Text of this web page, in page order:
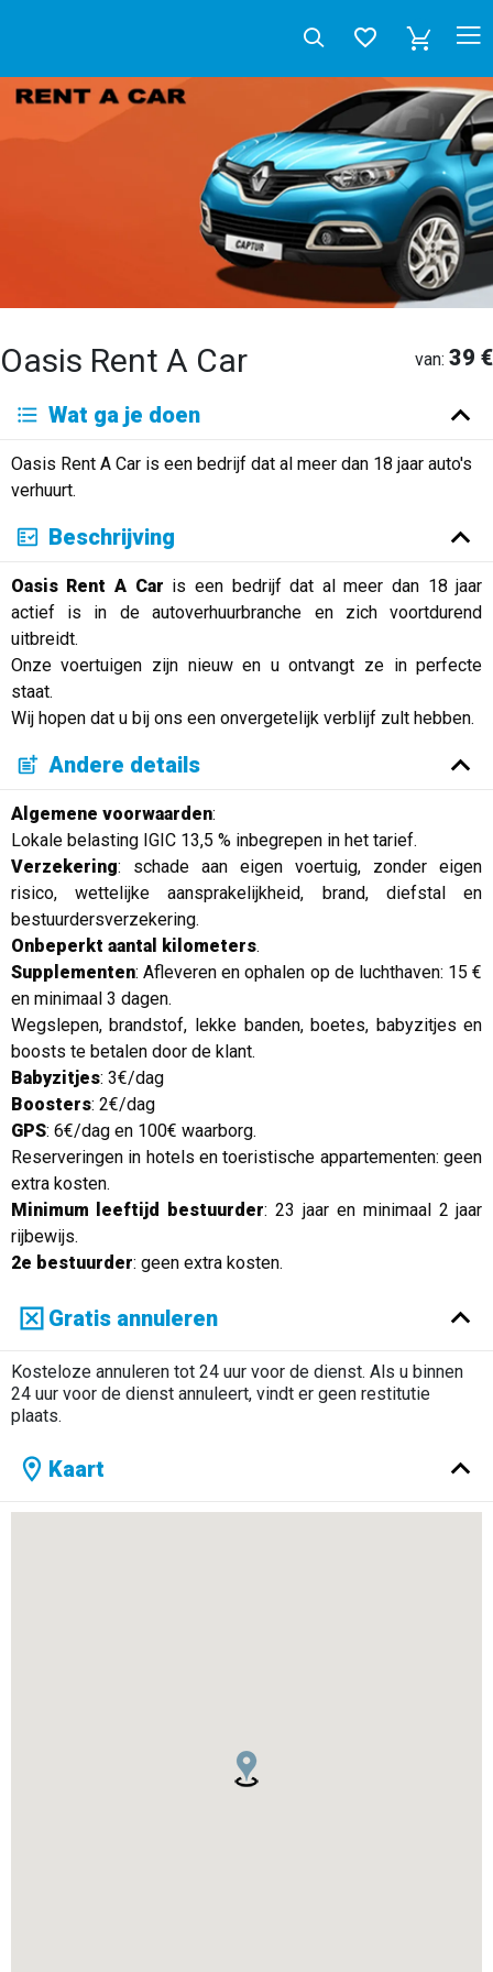
Oasis Rent A Car van: 39 €
Deutsch English
Français
Italiano
Neerlandés
Русский
Wat ga je doen
Oasis Rent A Car is een bedrijf dat al meer dan 18 jaar auto's
verhuurt.
Beschrijving
Oasis Rent A Car is een bedrijf dat al meer dan 18 jaar
actief is in de autoverhuurbranche en zich voortdurend
uitbreidt.
Onze voertuigen zijn nieuw en u ontvangt ze in perfecte
staat.
Wij hopen dat u bij ons een onvergetelijk verblijf zult hebben.
Andere details
Algemene voorwaarden:
Lokale belasting IGIC 13,5 % inbegrepen in het tarief.
Verzekering: schade aan eigen voertuig, zonder eigen
risico, wettelijke aansprakelijkheid, brand, diefstal en
bestuurdersverzekering.
Onbeperkt aantal kilometers.
Supplementen: Afleveren en ophalen op de luchthaven: 15 €
en minimaal 3 dagen.
Wegslepen, brandstof, lekke banden, boetes, babyzitjes en
boosts te betalen door de klant.
Babyzitjes: 3€/dag
Boosters: 2€/dag
GPS: 6€/dag en 100€ waarborg.
Reserveringen in hotels en toeristische appartementen: geen
extra kosten.
Minimum leeftijd bestuurder: 23 jaar en minimaal 2 jaar
rijbewijs.
2e bestuurder: geen extra kosten.
Gratis annuleren
Kosteloze annuleren tot 24 uur voor de dienst. Als u binnen
24 uur voor de dienst annuleert, vindt er geen restitutie
plaats.
Kaart